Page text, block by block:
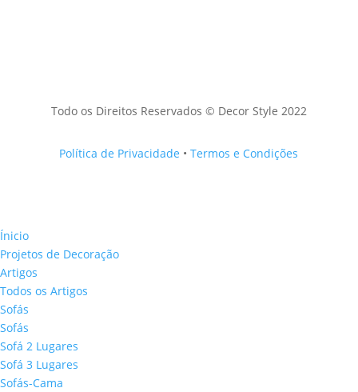
Todo os Direitos Reservados © Decor Style 2022
Política de Privacidade •Termos e Condições
Ínicio
Projetos de Decoração
Artigos
Todos os Artigos
Sofás
Sofás
Sofá 2 Lugares
Sofá 3 Lugares
Sofás-Cama